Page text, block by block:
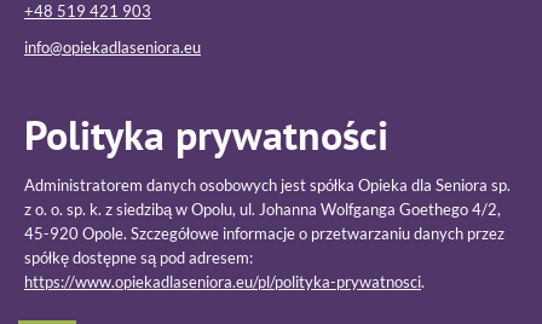
+48 519 421 903
info@opiekadlaseniora.eu
Polityka prywatności
Administratorem danych osobowych jest spółka Opieka dla Seniora sp.
z o. o. sp. k. z siedzibą w Opolu, ul. Johanna Wolfganga Goethego 4/2,
45-920 Opole. Szczegółowe informacje o przetwarzaniu danych przez
spółkę dostępne są pod adresem:
https://www.opiekadlaseniora.eu/pl/polityka-prywatnosci.